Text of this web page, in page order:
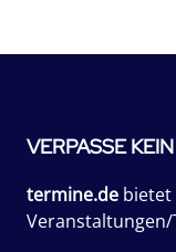
VERPASSE
termine.de bietet